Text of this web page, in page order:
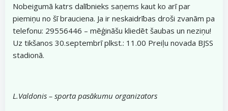
Nobeigumā katrs dalībnieks saņems kaut ko arī par
piemiņu no šī brauciena. Ja ir neskaidrības droši zvanām pa
telefonu: 29556446 – mēģināšu kliedēt šaubas un neziņu!
Uz tikšanos 30.septembrī plkst.: 11.00 Preiļu novada BJSS
stadionā.
L.Valdonis – sporta pasākumu organizators